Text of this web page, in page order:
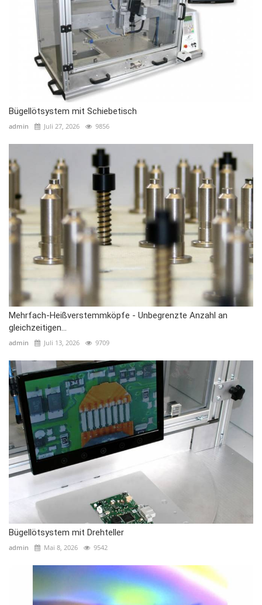
Bügellötsystem mit Schiebetisch
admin Juli 27, 2026 9856
Mehrfach-Heißverstemmköpfe - Unbegrenzte Anzahl an
gleichzeitigen...
admin Juli 13, 2026 9709
Bügellötsystem mit Drehteller
admin Mai 8, 2026 9542